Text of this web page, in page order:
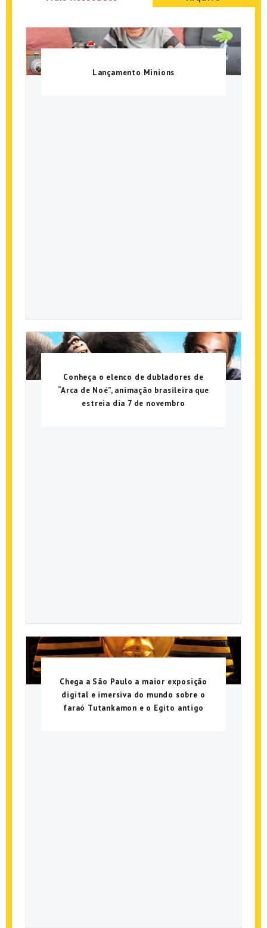
Lançamento Minions
Conheça o elenco de dubladores de
“Arca de Noé”, animação brasileira que
estreia dia 7 de novembro
Chega a São Paulo a maior exposição
digital e imersiva do mundo sobre o
faraó Tutankamon e o Egito antigo